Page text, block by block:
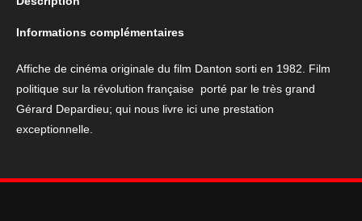
Informations complémentaires
Affiche de cinéma originale du film Danton sorti en 1982. Film
politique sur la révolution française porté par le très grand
Gérard Depardieu; qui nous livre ici une prestation
exceptionnelle.